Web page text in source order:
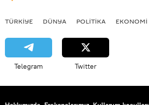
TÜRKIYE DÜNYA POLİTİKA EKONOMİ
Telegram Twitter